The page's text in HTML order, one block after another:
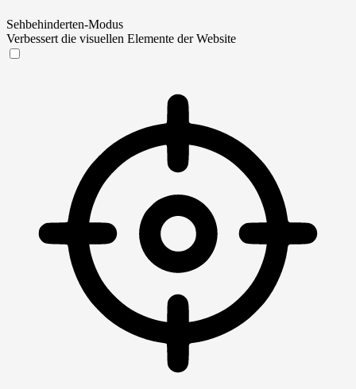
Sehbehinderten-Modus
Verbessert die visuellen Elemente der Website